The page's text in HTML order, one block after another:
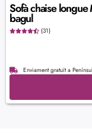
Sofà chaise
bagul
(31)
Enviament gratuït a